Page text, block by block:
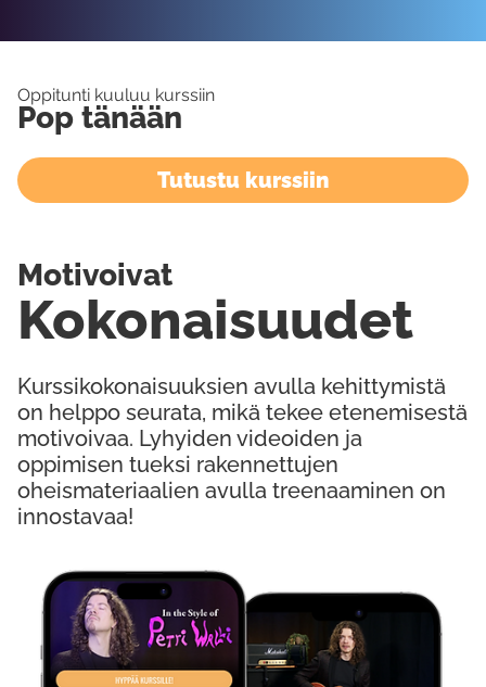
Oppitunti kuuluu kurssiin
Pop tänään
Tutustu kurssiin
Kurssikokonaisuuksien avulla kehittymistä
on helppo seurata, mikä tekee etenemisestä
motivoivaa. Lyhyiden videoiden ja
oppimisen tueksi rakennettujen
oheismateriaalien avulla treenaaminen on
innostavaa!
Kokonaisuudet
Motivoivat